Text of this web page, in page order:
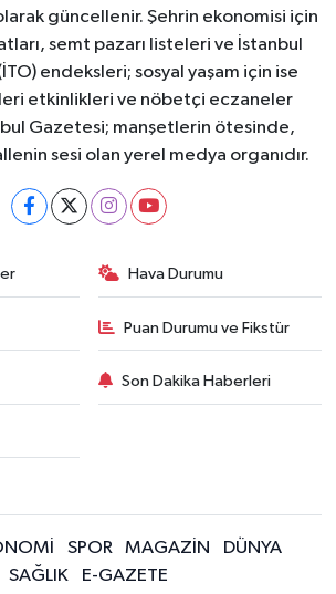
güncellenir. Şehrin ekonomisi için
semt pazarı listeleri ve İstanbul
endeksleri; sosyal yaşam için ise
etkinlikleri ve nöbetçi eczaneler
Gazetesi; manşetlerin ötesinde,
sesi olan yerel medya organıdır.
Hava Durumu
Puan Durumu ve Fikstür
Son Dakika Haberleri
SPOR MAGAZİN
DÜNYA
SAĞLIK
E-GAZETE